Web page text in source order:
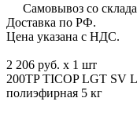
Самовывоз со
Доставка по РФ.
Цена указана с НДС.
2 206 руб. x 1 шт
200TP TICOP LGT SV
полиэфирная 5 кг